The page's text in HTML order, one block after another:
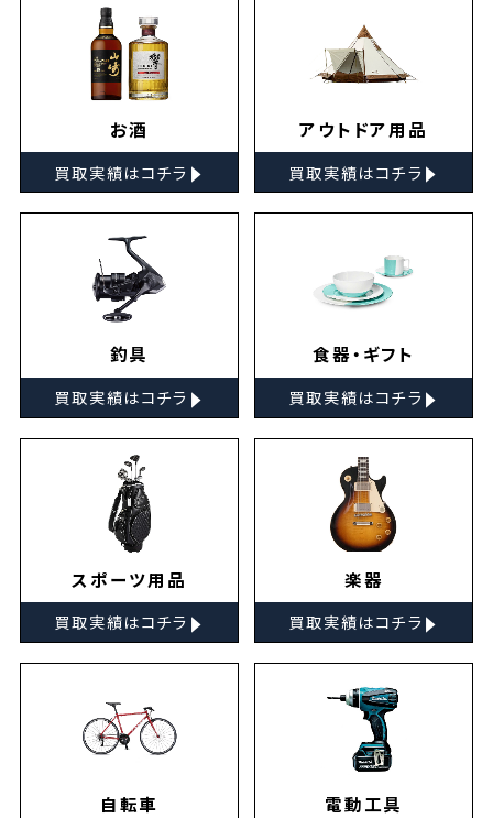
お酒
買取実績はコチラ ▸
アウトドア用品
買取実績はコチラ ▸
釣具
買取実績はコチラ ▸
食器・ギフト
買取実績はコチラ ▸
スポーツ用品
買取実績はコチラ ▸
楽器
買取実績はコチラ ▸
自転車 電動工具